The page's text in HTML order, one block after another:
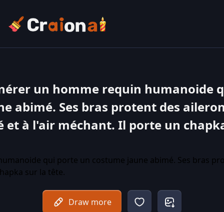
un homme requin humanoide
abimé. Ses bras protent des
et à l'air méchant. Il porte un
Draw more